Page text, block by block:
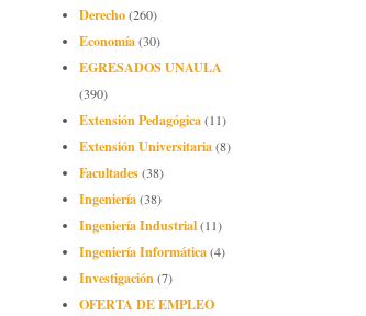
Derecho(260)
Economía(30)
EGRESADOS UNAULA
(390)
Extensión Pedagógica(11)
Extensión Universitaria(8)
Facultades(38)
Ingeniería(38)
Ingeniería Industrial(11)
Ingeniería Informática(4)
Investigación(7)
OFERTA DE EMPLEO